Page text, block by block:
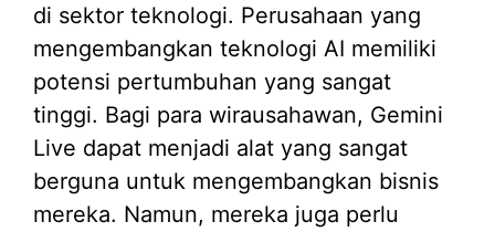
di sektor teknologi. Perusahaan yang
mengembangkan teknologi AI memiliki
potensi pertumbuhan yang sangat
tinggi. Bagi para wirausahawan, Gemini
Live dapat menjadi alat yang sangat
berguna untuk mengembangkan bisnis
mereka. Namun, mereka juga perlu